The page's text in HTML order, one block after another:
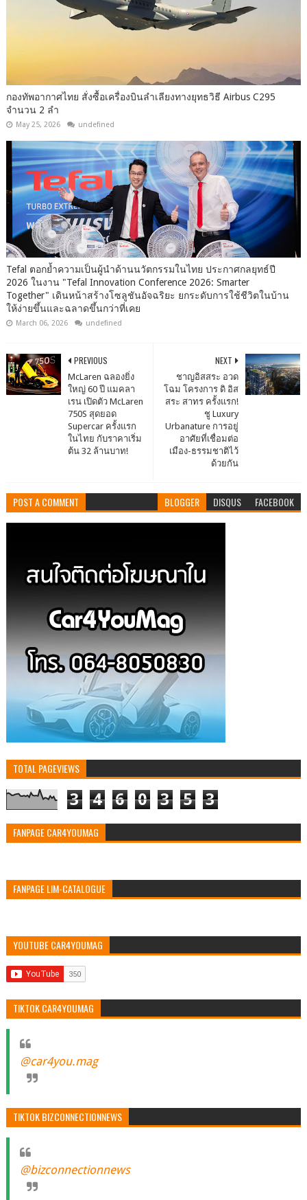
กองทัพอากาศไทย สั่งซื้อเครื่องบินลำเลียงทางยุทธวิธี Airbus C295
จำนวน 2 ลำ
May 25, 2026 undefined
Tefal ตอกย้ำความเป็นผู้นำด้านนวัตกรรมในไทย ประกาศกลยุทธ์ปี
2026 ในงาน "Tefal Innovation Conference 2026: Smarter
Together" เดินหน้าสร้างโซลูชันอัจฉริยะ ยกระดับการใช้ชีวิตในบ้าน
ให้ง่ายขึ้นและฉลาดขึ้นกว่าที่เคย
March 06, 2026 undefined
NEXT
ชาญอิสสระ อวด
โฉม โครงการ ดิ อิส
สระ สาทร ครั้งแรก!
ชู Luxury
Urbanature การอยู่
อาศัยที่เชื่อมต่อ
เมือง-ธรรมชาติไว้
ด้วยกัน
PREVIOUS
McLaren ฉลองยิ่ง
ใหญ่ 60 ปี แมคลา
เรน เปิดตัว McLaren
750S สุดยอด
Supercar ครั้งแรก
ในไทย กับราคาเริ่ม
ต้น 32 ล้านบาท!
POST A COMMENT BLOGGER DISQUS FACEBOOK
TOTAL PAGEVIEWS
3 4 6 0 3 5 3
FANPAGE CAR4YOUMAG
FANPAGE LIM-CATALOGUE
YOUTUBE CAR4YOUMAG
TIKTOK CAR4YOUMAG
@car4you.mag
TIKTOK BIZCONNECTIONNEWS
@bizconnectionnews